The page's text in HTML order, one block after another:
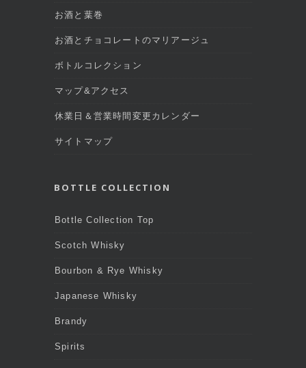
お酒と葉巻
お酒とチョコレートのマリアージュ
ボトルコレクション
マップ&アクセス
休業日＆営業時間変更カレンダー
サイトマップ
BOTTLE COLLECTION
Bottle Collection Top
Scotch Whisky
Bourbon & Rye Whisky
Japanese Whisky
Brandy
Spirits